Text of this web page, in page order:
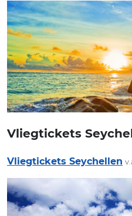
Vliegtickets
Vliegtickets Seychellen